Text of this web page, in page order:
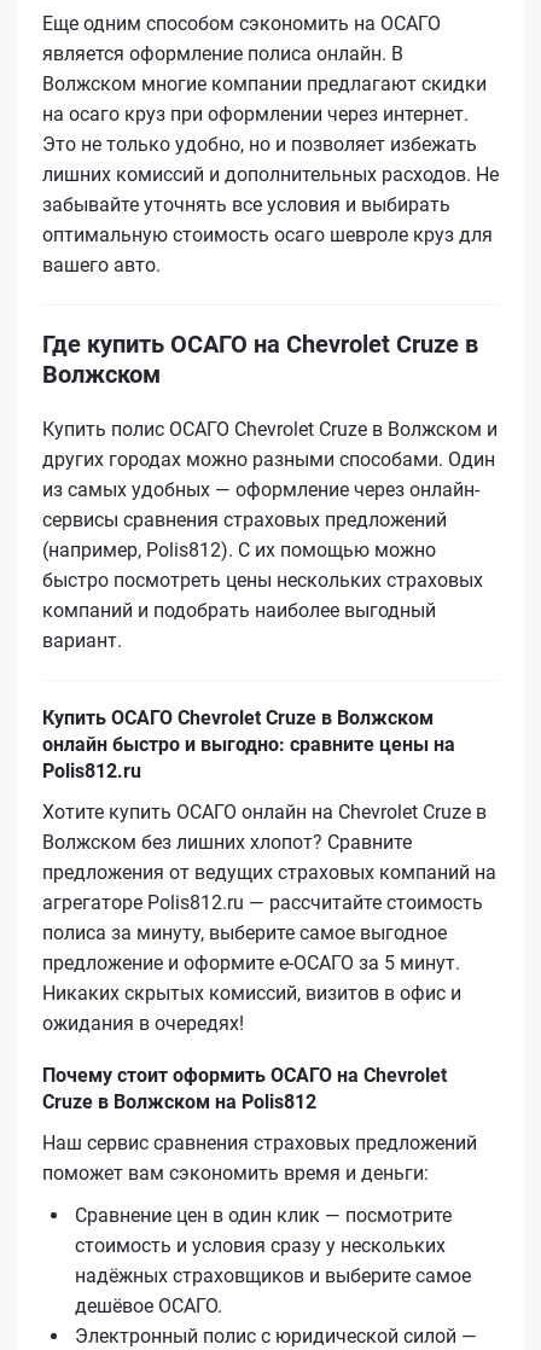
Еще одним способом сэкономить на ОСАГО
является оформление полиса онлайн. В
Волжском многие компании предлагают скидки
на осаго круз при оформлении через интернет.
Это не только удобно, но и позволяет избежать
лишних комиссий и дополнительных расходов. Не
забывайте уточнять все условия и выбирать
оптимальную стоимость осаго шевроле круз для
вашего авто.
Где купить ОСАГО на Chevrolet Cruze в
Волжском
Купить полис ОСАГО Chevrolet Cruze в Волжском и
других городах можно разными способами. Один
из самых удобных — оформление через онлайн-
сервисы сравнения страховых предложений
(например, Polis812). С их помощью можно
быстро посмотреть цены нескольких страховых
компаний и подобрать наиболее выгодный
вариант.
Купить ОСАГО Chevrolet Cruze в Волжском
онлайн быстро и выгодно: сравните цены на
Polis812.ru
Хотите купить ОСАГО онлайн на Chevrolet Cruze в
Волжском без лишних хлопот? Сравните
предложения от ведущих страховых компаний на
агрегаторе Polis812.ru — рассчитайте стоимость
полиса за минуту, выберите самое выгодное
предложение и оформите е‑ОСАГО за 5 минут.
Никаких скрытых комиссий, визитов в офис и
ожидания в очередях!
Почему стоит оформить ОСАГО на Chevrolet
Cruze в Волжском на Polis812
Наш сервис сравнения страховых предложений
поможет вам сэкономить время и деньги:
Сравнение цен в один клик — посмотрите
стоимость и условия сразу у нескольких
надёжных страховщиков и выберите самое
дешёвое ОСАГО.
Электронный полис с юридической силой —